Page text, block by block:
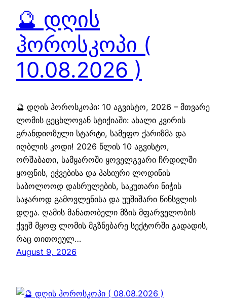
🔮 დღის
ჰოროსკოპი (
10.08.2026 )
🔮 დღის ჰოროსკოპი: 10 აგვისტო, 2026 – მთვარე
ლომის ცეცხლოვან სტიქიაში: ახალი კვირის
გრანდიოზული სტარტი, სამეფო ქარიზმა და
იღბლის კოდი! 2026 წლის 10 აგვისტო,
ორშაბათი, სამყაროში ყოველგვარი ჩრდილში
ყოფნის, ეჭვებისა და პასიური ლოდინის
საბოლოოდ დასრულების, საკუთარი ნიჭის
საჯაროდ გამოვლენისა და უუშიშარი წინსვლის
დღეა. ღამის მანათობელი მზის მფარველობის
ქვეშ მყოფ ლომის მგზნებარე სექტორში გადადის,
რაც თითოეულ…
August 9, 2026